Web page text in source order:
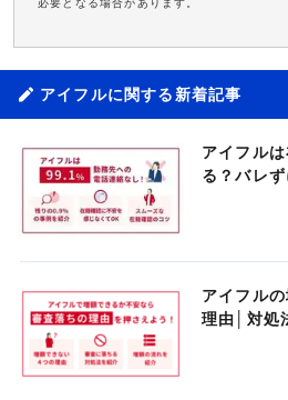
必要となる場合があります。
アイフルに関する新着記事
アイフル
る？バレ
アイフル
理由│対処